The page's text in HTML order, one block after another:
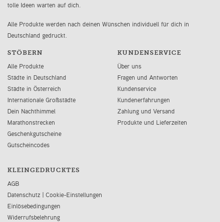
tolle Ideen warten auf dich.
Alle Produkte werden nach deinen Wünschen individuell für dich in
Deutschland gedruckt.
STÖBERN
Alle Produkte
Städte in Deutschland
Städte in Österreich
Internationale Großstädte
Dein Nachthimmel
Marathonstrecken
Geschenkgutscheine
Gutscheincodes
KUNDENSERVICE
Über uns
Fragen und Antworten
Kundenservice
Kundenerfahrungen
Zahlung und Versand
Produkte und Lieferzeiten
KLEINGEDRUCKTES
AGB
Datenschutz | Cookie-Einstellungen
Einlösebedingungen
Widerrufsbelehrung